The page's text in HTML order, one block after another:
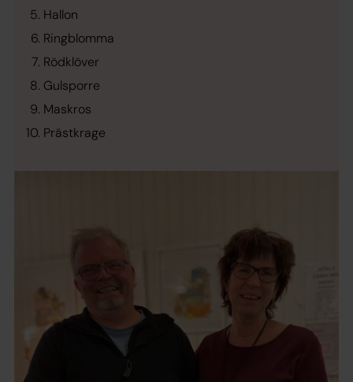
Hallon
Ringblomma
Rödklöver
Gulsporre
Maskros
Prästkrage